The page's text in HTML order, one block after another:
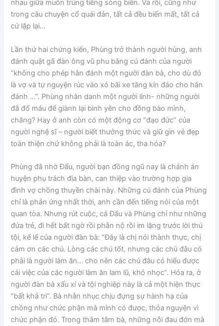
nhau giữa muôn trùng tiếng sóng biển. Và rồi, cũng như
trong câu chuyện cổ quái đản, tất cả đều biến mất, tất cả
cứ lặp lại…
Lần thứ hai chứng kiến, Phùng trở thành người hùng, anh
đánh quật gã đàn ông vũ phu bằng cú đánh của người
“không cho phép hắn đánh một người đàn bà, cho dù đó
là vợ và tự nguyện rúc vào xó bãi xe tăng kín đáo cho hắn
đánh …”. Phùng nhân danh một người lính- những người
đã đổ máu để giành lại bình yên cho đồng bào mình,
chăng? Hay ở anh còn có một động cơ “đạo đức” của
người nghệ sĩ – người biết thưởng thức và giữ gìn vẻ đẹp
toàn thiện chứ không phải là toàn ác, tha hóa?
Phùng đã nhờ Đẩu, người bạn đồng ngũ nay là chánh án
huyện phụ trách địa bàn, can thiệp vào trường hợp gia
đình vợ chồng thuyền chài này. Những cú đánh của Phùng
chỉ là phản ứng nhất thời, anh cần đến tiếng nói của một
quan tòa. Nhưng rút cuộc, cả Đẩu và Phùng chỉ như những
đứa trẻ, đi hết bất ngờ rồi phẫn nộ rồi im lặng trước lời thú
tội, kể lể của người đàn bà: “Đây là chị nói thành thực, chị
cảm ơn các chú. Lòng các chú tốt, nhưng các chú đâu có
phải là người làm ăn… cho nên các chú đâu có hiểu được
cái việc của các người làm ăn lam lũ, khó nhọc”. Hóa ra, ở
người đàn bà xấu xí và tội nghiệp này là cả một hiện thực
“bất khả tri”. Bà nhẫn nhục chịu đựng sự hành hạ của
chồng như chức phận mà mình có được, thỏa nguyện vì
chức phận đó. Trong thâm tâm bà, những nỗi đau đớn mà